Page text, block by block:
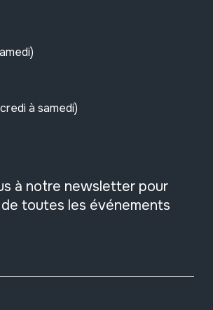
à samedi)
à notre newsletter pour
toutes les événements